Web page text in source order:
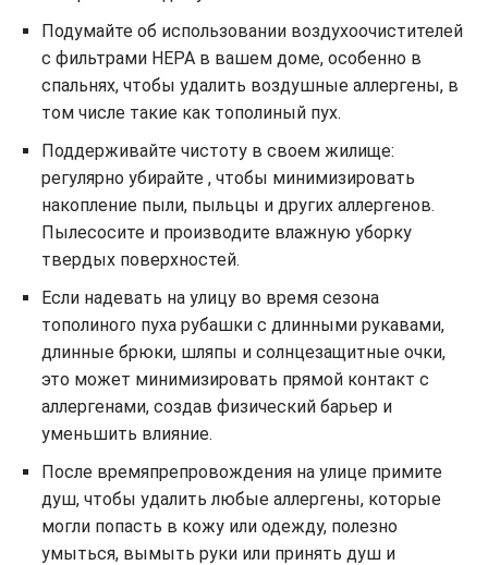
Подумайте об использовании воздухоочистителей
с фильтрами HEPA в вашем доме, особенно в
спальнях, чтобы удалить воздушные аллергены, в
том числе такие как тополиный пух.
Поддерживайте чистоту в своем жилище:
регулярно убирайте , чтобы минимизировать
накопление пыли, пыльцы и других аллергенов.
Пылесосите и производите влажную уборку
твердых поверхностей.
Если надевать на улицу во время сезона
тополиного пуха рубашки с длинными рукавами,
длинные брюки, шляпы и солнцезащитные очки,
это может минимизировать прямой контакт с
аллергенами, создав физический барьер и
уменьшить влияние.
После времяпрепровождения на улице примите
душ, чтобы удалить любые аллергены, которые
могли попасть в кожу или одежду, полезно
умыться, вымыть руки или принять душ и